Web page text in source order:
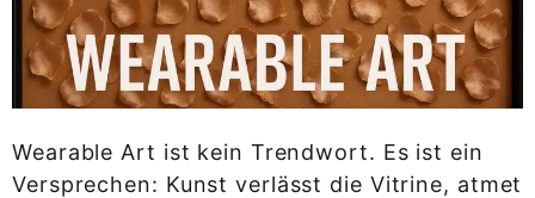
Wearable Art ist kein Trendwort. Es ist ein
Versprechen: Kunst verlässt die Vitrine, atmet